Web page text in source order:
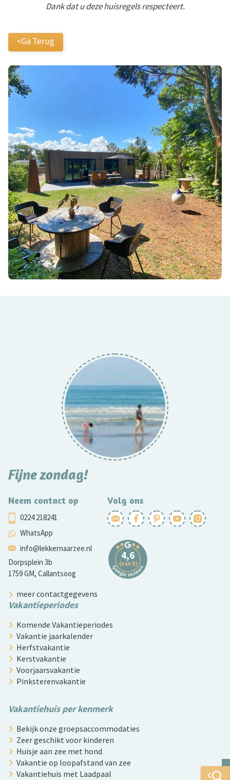
Dank dat u deze huisregels respecteert.
<Ga Terug
Fijne zondag!
Neem contact op
0224 218241
WhatsApp
info@lekkernaarzee.nl
Dorpsplein 3b
1759 GM, Callantsoog
Volg ons
meer contactgegevens
Vakantieperiodes
Komende Vakantieperiodes
Vakantie jaarkalender
Herfstvakantie
Kerstvakantie
Voorjaarsvakantie
Pinksterenvakantie
Vakantiehuis per kenmerk
Bekijk onze groepsaccommodaties
Zeer geschikt voor kinderen
Huisje aan zee met hond
Vakantie op loopafstand van zee
Vakantiehuis met Laadpaal